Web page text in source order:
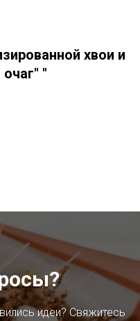
хвои и
"
идеи? Свяжитесь